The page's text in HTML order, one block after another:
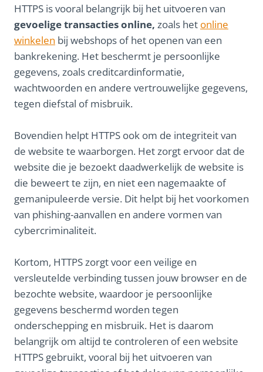
HTTPS is vooral belangrijk bij het uitvoeren van
gevoelige transacties online, zoals het online
winkelen bij webshops of het openen van een
bankrekening. Het beschermt je persoonlijke
gegevens, zoals creditcardinformatie,
wachtwoorden en andere vertrouwelijke gegevens,
tegen diefstal of misbruik.
Bovendien helpt HTTPS ook om de integriteit van
de website te waarborgen. Het zorgt ervoor dat de
website die je bezoekt daadwerkelijk de website is
die beweert te zijn, en niet een nagemaakte of
gemanipuleerde versie. Dit helpt bij het voorkomen
van phishing-aanvallen en andere vormen van
cybercriminaliteit.
Kortom, HTTPS zorgt voor een veilige en
versleutelde verbinding tussen jouw browser en de
bezochte website, waardoor je persoonlijke
gegevens beschermd worden tegen
onderschepping en misbruik. Het is daarom
belangrijk om altijd te controleren of een website
HTTPS gebruikt, vooral bij het uitvoeren van